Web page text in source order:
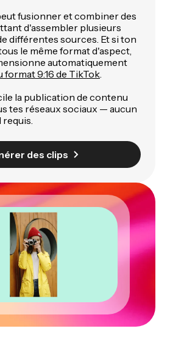
fusionner et combiner des
d'assembler plusieurs
différentes sources. Et si ton
le même format d'aspect,
automatiquement
format 9:16 de TikTok.
la publication de contenu
tes réseaux sociaux — aucun
requis.
des clips